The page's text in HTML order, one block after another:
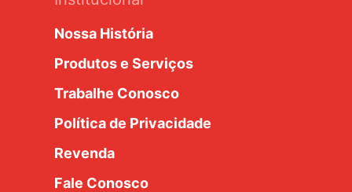
Nossa História
Produtos e Serviços
Trabalhe Conosco
Política de Privacidade
Revenda
Fale Conosco